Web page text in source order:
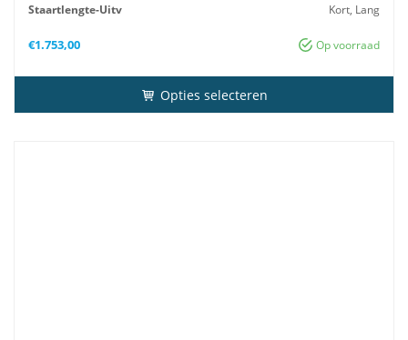
Staartlengte-Uitv
Kort, Lang
Op voorraad
€1.753,00
Opties selecteren